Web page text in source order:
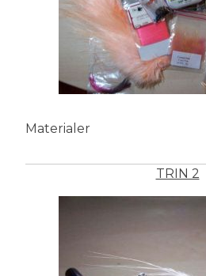
Materialer
TRIN 2